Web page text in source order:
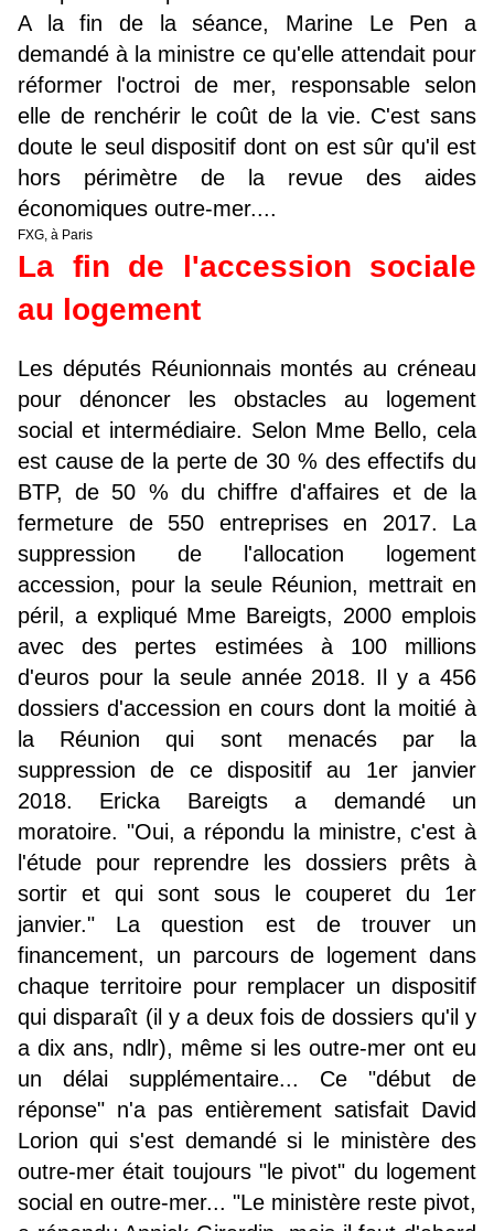
A la fin de la séance, Marine Le Pen a
demandé à la ministre ce qu'elle attendait pour
réformer l'octroi de mer, responsable selon
elle de renchérir le coût de la vie. C'est sans
doute le seul dispositif dont on est sûr qu'il est
hors périmètre de la revue des aides
économiques outre-mer....
FXG, à Paris
La fin de l'accession sociale
au logement
Les députés Réunionnais montés au créneau
pour dénoncer les obstacles au logement
social et intermédiaire. Selon Mme Bello, cela
est cause de la perte de 30 % des effectifs du
BTP, de 50 % du chiffre d'affaires et de la
fermeture de 550 entreprises en 2017. La
suppression de l'allocation logement
accession, pour la seule Réunion, mettrait en
péril, a expliqué Mme Bareigts, 2000 emplois
avec des pertes estimées à 100 millions
d'euros pour la seule année 2018. Il y a 456
dossiers d'accession en cours dont la moitié à
la Réunion qui sont menacés par la
suppression de ce dispositif au 1er janvier
2018. Ericka Bareigts a demandé un
moratoire. "Oui, a répondu la ministre, c'est à
l'étude pour reprendre les dossiers prêts à
sortir et qui sont sous le couperet du 1er
janvier." La question est de trouver un
financement, un parcours de logement dans
chaque territoire pour remplacer un dispositif
qui disparaît (il y a deux fois de dossiers qu'il y
a dix ans, ndlr), même si les outre-mer ont eu
un délai supplémentaire... Ce "début de
réponse" n'a pas entièrement satisfait David
Lorion qui s'est demandé si le ministère des
outre-mer était toujours "le pivot" du logement
social en outre-mer... "Le ministère reste pivot,